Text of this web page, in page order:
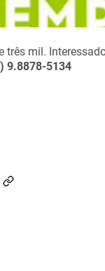
três mil.
9.8878-5134